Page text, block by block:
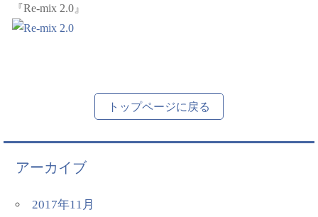
『Re-mix 2.0』
トップページに戻る
アーカイブ
2017年11月